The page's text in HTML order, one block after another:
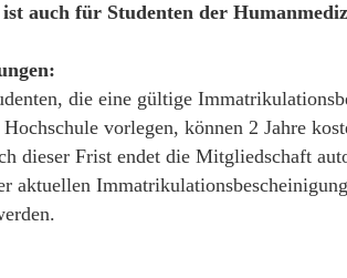
auch für Studenten der
die eine gültige
vorlegen, können 2 Jahre
dieser Frist endet die Mitgliedschaft
aktuellen